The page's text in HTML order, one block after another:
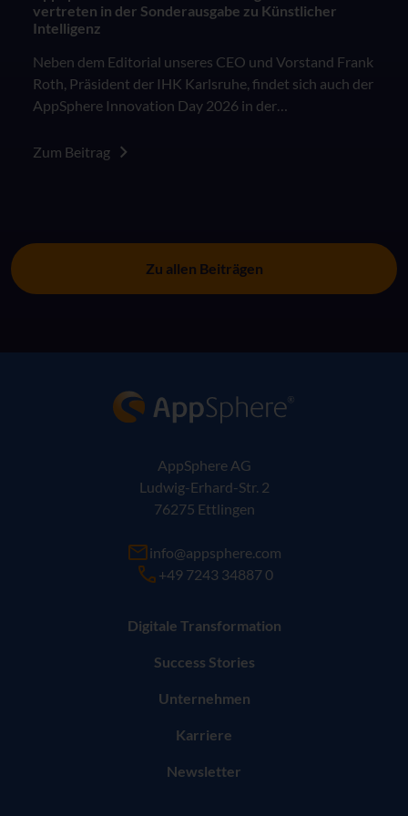
vertreten in der Sonderausgabe zu Künstlicher
Intelligenz
Neben dem Editorial unseres CEO und Vorstand Frank
Roth, Präsident der IHK Karlsruhe, findet sich auch der
AppSphere Innovation Day 2026 in der
der Arbeitswelt: Besser als das Original?".
Zum Beitrag
Zu allen Beiträgen
AppSphere IT-Lösungsanbieter
AppSphere AG
Ludwig-Erhard-Str. 2
76275 Ettlingen
info@appsphere.com
+49 7243 34887 0
Digitale Transformation
Success Stories
Unternehmen
Karriere
Newsletter